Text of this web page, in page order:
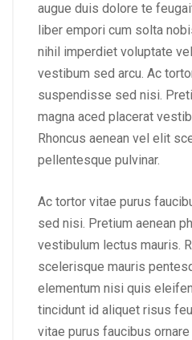
augue duis dolore te
liber empori cum solta
nihil imperdiet voluptate
vestibum sed arcu. Ac
suspendisse sed nisi.
magna aced placerat
Rhoncus aenean vel elit
pellentesque pulvinar.
Ac tortor vitae purus
sed nisi. Pretium aenean
vestibulum lectus mauris.
scelerisque mauris
elementum nisi quis
tincidunt id aliquet risus
vitae purus faucibus